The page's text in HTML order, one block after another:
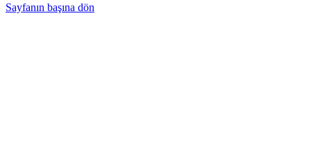
Sayfanın başına dön